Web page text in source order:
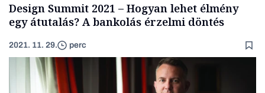
Design Summit 2021 – Hogyan lehet élmény
egy átutalás? A bankolás érzelmi döntés
2021. 11. 29. perc